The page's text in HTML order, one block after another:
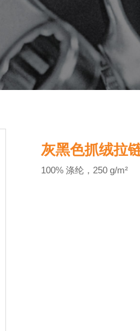
灰黑色抓绒拉
100% 涤纶，250 g/m²